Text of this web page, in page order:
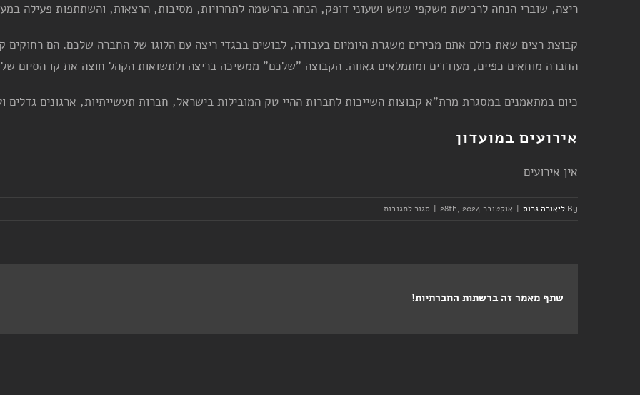
ריצה, שוברי הנחה לרכישת משקפי שמש ושעוני דופק, הנחה בהרשמה לתחרויות, מסיבות, הרצאות, והשתתפות פעילה
קבוצת רצים שאת כולם אתם מכירים משגרת היומיום בעבודה, לבושים בבגדי ריצה עם הלוגו של החברה שלכם. הם רחוקים
החברה מוחאים כפיים, מעודדים ומתמלאים גאווה. הקבוצה "שלכם" ממשיכה בריצה ולתשואות הקהל חוצה את קו הסיום של
כיום במתאמנים במסגרת מרת"א קבוצות השייכות לחברות ההיי טק המובילות בישראל, חברות תעשייתיות, ארגונים גדלים
אירועים במועדון
אין אירועים
By ליאורה גרוס | אוקטובר 28th, 2024 | סגור לתגובות
שתף מאמר זה ברשתות החברתיות!